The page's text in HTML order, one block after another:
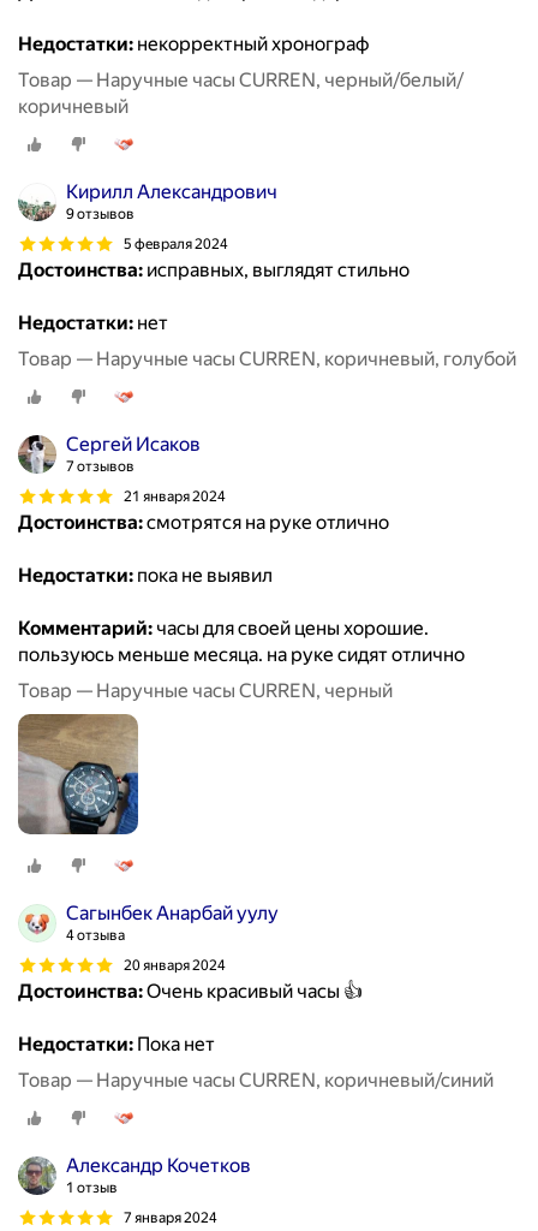
Недостатки: некорректный хронограф
Товар — Наручные часы CURREN, черный/белый/
коричневый
Кирилл Александрович
9 отзывов
5 февраля 2024
Достоинства: исправных, выглядят стильно
Недостатки: нет
Товар — Наручные часы CURREN, коричневый, голубой
Сергей Исаков
7 отзывов
21 января 2024
Достоинства:смотрятся на руке отлично
Недостатки: пока не выявил
Комментарий: часы для своей цены хорошие.
пользуюсь меньше месяца. на руке сидят отлично
Товар — Наручные часы CURREN, черный
Сагынбек Анарбай уулу
4 отзыва
20 января 2024
Достоинства:Очень красивый часы 👍
Недостатки: Пока нет
Товар — Наручные часы CURREN, коричневый/синий
Александр Кочетков
1 отзыв
7 января 2024